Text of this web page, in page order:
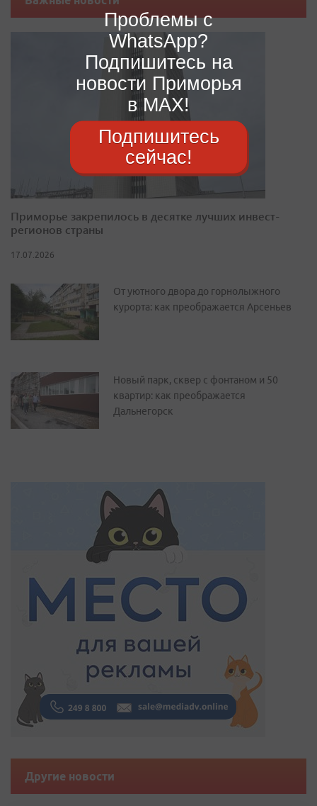
Приморье закрепилось в десятке лучших инвест-
регионов страны
17.07.2026
От уютного двора до горнолыжного
курорта: как преображается Арсеньев
Новый парк, сквер с фонтаном и 50
квартир: как преображается
Дальнегорск
Другие новости
Проблемы с
WhatsApp?
Подпишитесь на
новости Приморья
в MAX!
Подпишитесь
сейчас!